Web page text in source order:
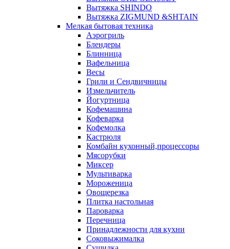
Вытяжка SHINDO
Вытяжка ZIGMUND &SHTAIN
Мелкая бытовая техника
Аэрогриль
Блендеры
Блинница
Вафельница
Весы
Грили и Сендвичницы
Измельчитель
Йогуртница
Кофемашина
Кофеварка
Кофемолка
Кастрюля
Комбайн кухонный,процессоры
Мясорубки
Миксер
Мультиварка
Мороженица
Овощерезка
Плитка настольная
Пароварка
Перечница
Принадлежности для кухни
Соковыжималка